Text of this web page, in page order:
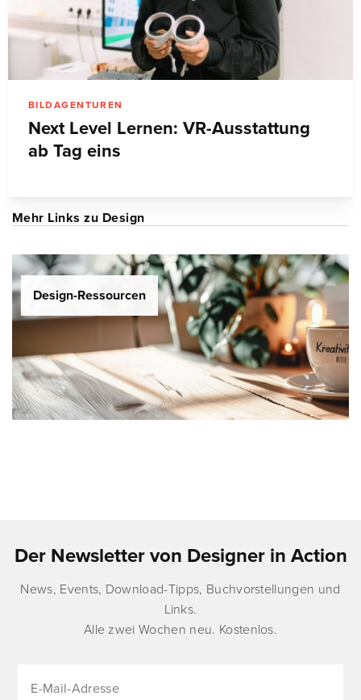
BILDAGENTUREN
Next Level Lernen: VR-Ausstattung
ab Tag eins
Mehr Links zu Design
Design-Ressourcen
Der Newsletter von Designer in Action
News, Events, Download-Tipps, Buchvorstellungen und
Links.
Alle zwei Wochen neu. Kostenlos.